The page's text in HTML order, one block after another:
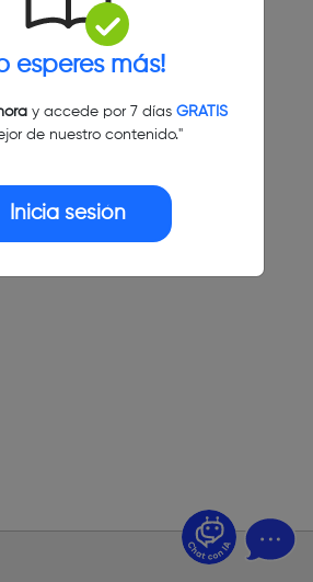
esperes más!
y accede por 7 días GRATIS
de nuestro contenido."
Inicia sesión